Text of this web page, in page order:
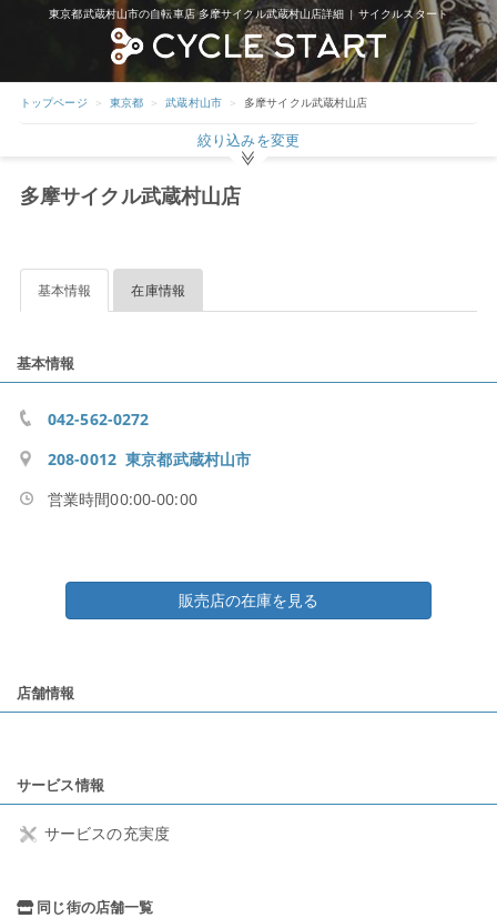
東京都武蔵村山市の自転車店 多摩サイクル武蔵村山店詳細 | サイクルスタート
トップページ 東京都 武蔵村山市 多摩サイクル武蔵村山店
絞り込みを変更
多摩サイクル武蔵村山店
基本情報 在庫情報
基本情報
042-562-0272
208-0012 東京都武蔵村山市
営業時間00:00-00:00
販売店の在庫を見る
店舗情報
サービス情報
サービスの充実度
同じ街の店舗一覧